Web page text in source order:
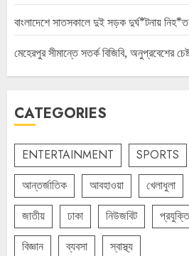
বাংলাদেশে সাতসকালে দুই সড়ক দুর্ঘ*টনায়
মেহেরপুর সীমান্তে সতর্ক বিজিবি, অনুপ্রবেশের
CATEGORIES
ENTERTAINMENT SPORTS
আন্তর্জাতিক
আবহাওয়া খেলাধুলা
জাতীয়
ঢাকা নিউজবিট প্রযুক্তি
বিজ্ঞান
ব্যবসা স্বাস্থ্য